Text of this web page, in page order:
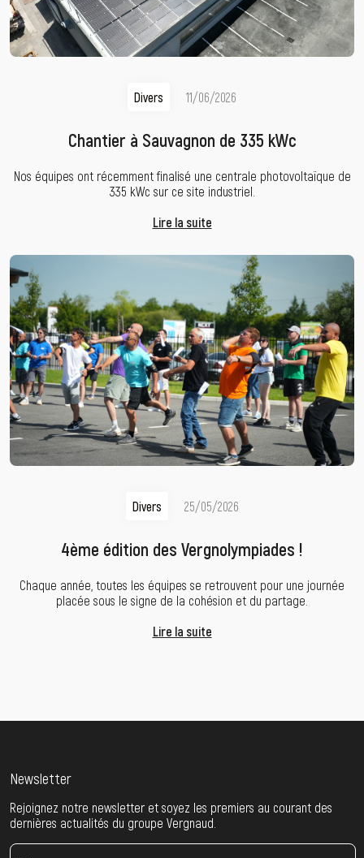
Divers 11/06/2026
Chantier à Sauvagnon de 335 kWc
Nos équipes ont récemment finalisé une centrale photovoltaïque de
335 kWc sur ce site industriel.
Lire la suite
Divers 25/05/2026
4ème édition des Vergnolympiades !
Chaque année, toutes les équipes se retrouvent pour une journée
placée sous le signe de la cohésion et du partage.
Lire la suite
Newsletter
Rejoignez notre newsletter et soyez les premiers au courant des
dernières actualités du groupe Vergnaud.